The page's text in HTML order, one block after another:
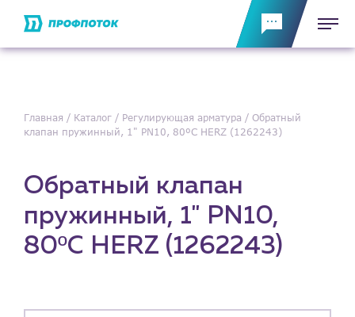
Главная Каталог Регулирующая арматура
Обратный
клапан пружинный, 1" PN10, 80ºС HERZ (1262243)
Обратный клапан
пружинный, 1" PN10,
80ºС HERZ (1262243)